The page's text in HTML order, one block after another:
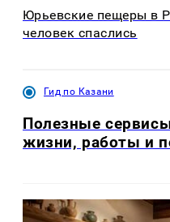
Юрьевские пещеры в
человек спаслись
Гид по Казани
Полезные
жизни, работы и